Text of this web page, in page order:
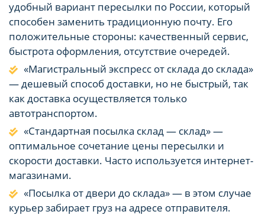
удобный вариант пересылки по России, который
способен заменить традиционную почту. Его
положительные стороны: качественный сервис,
быстрота оформления, отсутствие очередей.
«Магистральный экспресс от склада до склада»
— дешевый способ доставки, но не быстрый, так
как доставка осуществляется только
автотранспортом.
«Стандартная посылка склад — склад» —
оптимальное сочетание цены пересылки и
скорости доставки. Часто используется интернет-
магазинами.
«Посылка от двери до склада» — в этом случае
курьер забирает груз на адресе отправителя.